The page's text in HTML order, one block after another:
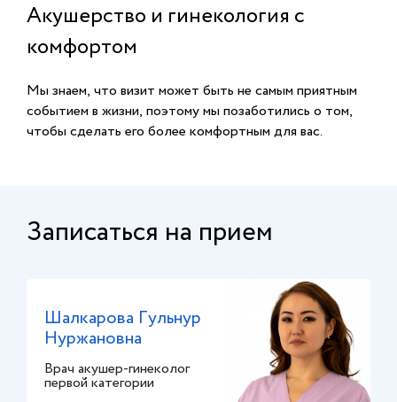
Акушерство и гинекология с
комфортом
Мы знаем, что визит может быть не самым приятным
событием в жизни, поэтому мы позаботились о том,
чтобы сделать его более комфортным для вас.
Записаться на прием
Шалкарова Гульнур
Нуржановна
Врач акушер-гинеколог
первой категории